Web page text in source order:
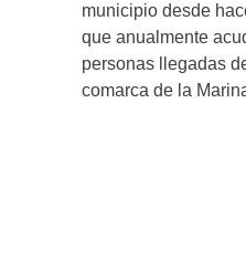
municipio desde
que anualmente
personas llegadas
comarca de la